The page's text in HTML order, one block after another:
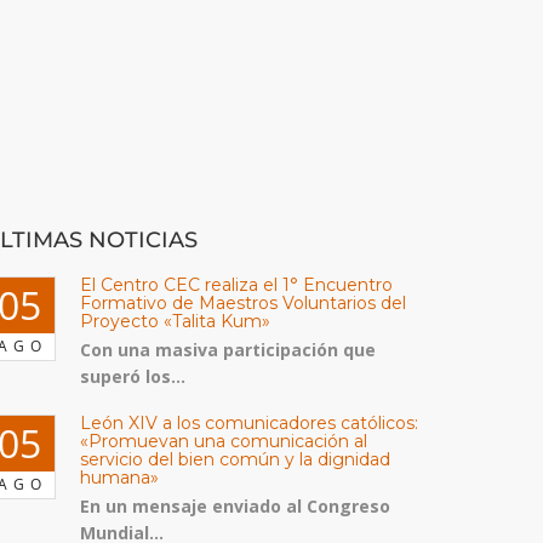
NOTICIAS
El Centro CEC realiza el 1° Encuentro
Formativo de Maestros Voluntarios del
Proyecto «Talita Kum»
Con una masiva participación que
superó los...
León XIV a los comunicadores católicos:
«Promuevan una comunicación al
servicio del bien común y la dignidad
humana»
En un mensaje enviado al Congreso
Mundial...